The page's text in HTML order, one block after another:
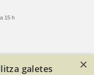
15 h
×
galetes